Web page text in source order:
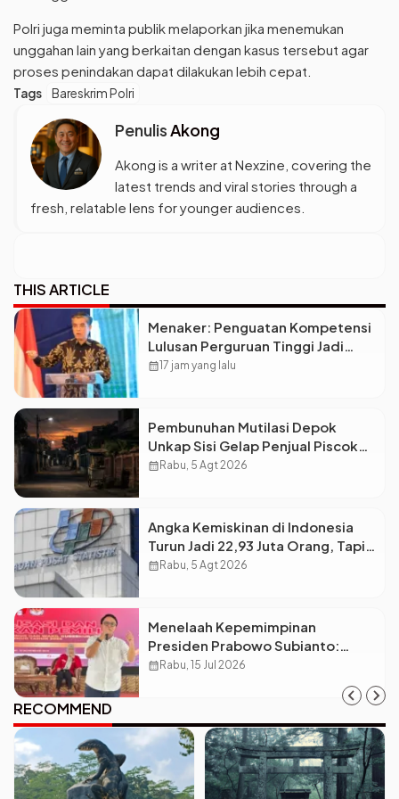
Polri juga meminta publik melaporkan jika menemukan
unggahan lain yang berkaitan dengan kasus tersebut agar
proses penindakan dapat dilakukan lebih cepat.
Tags Bareskrim Polri
PenulisAkong
Akong is a writer at Nexzine, covering the
latest trends and viral stories through a
fresh, relatable lens for younger audiences.
THIS ARTICLE
Menaker: Penguatan Kompetensi
Lulusan Perguruan Tinggi Jadi
Kunci Menjawab Kebutuhan Dunia
calendar_month17 jam yang lalu
Pembunuhan Mutilasi Depok
Unkap Sisi Gelap Penjual Piscok
Berdarah Dingin
calendar_monthRabu, 5 Agt 2026
Angka Kemiskinan di Indonesia
Turun Jadi 22,93 Juta Orang, Tapi
Kenapa Ketimpangan Desa dan
calendar_monthRabu, 5 Agt 2026
Menelaah Kepemimpinan
Presiden Prabowo Subianto:
Antara Visi Besar, Implementasi,
calendar_monthRabu, 15 Jul 2026
RECOMMEND